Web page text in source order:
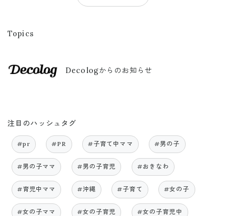
Topics
Decologからのお知らせ
注目のハッシュタグ
#pr #PR #子育て中ママ #男の子
#男の子ママ #男の子育児 #おきなわ
#育児中ママ #沖縄 #子育て #女の子
#女の子ママ #女の子育児 #女の子育児中